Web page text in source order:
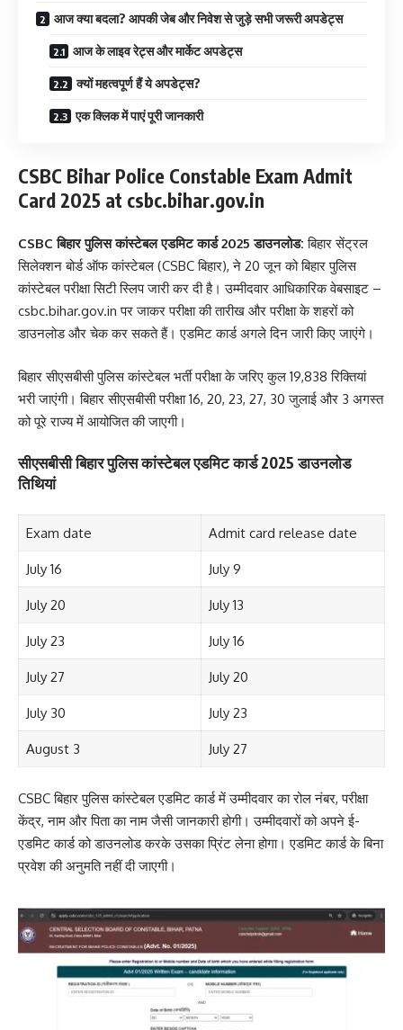
आज क्या बदला? आपकी जेब और निवेश से जुड़े सभी जरूरी अपडेट्स
आज के लाइव रेट्स और मार्केट अपडेट्स
क्यों महत्वपूर्ण हैं ये अपडेट्स?
एक क्लिक में पाएं पूरी जानकारी
CSBC Bihar Police Constable Exam Admit
Card 2025 at csbc.bihar.gov.in
CSBC बिहार पुलिस कांस्टेबल एडमिट कार्ड 2025 डाउनलोड:बिहार सेंट्रल
सिलेक्शन बोर्ड ऑफ कांस्टेबल (CSBC बिहार), ने 20 जून को बिहार पुलिस
कांस्टेबल परीक्षा सिटी स्लिप जारी कर दी है। उम्मीदवार आधिकारिक वेबसाइट –
csbc.bihar.gov.in पर जाकर परीक्षा की तारीख और परीक्षा के शहरों को
डाउनलोड और चेक कर सकते हैं। एडमिट कार्ड अगले दिन जारी किए जाएंगे।
बिहार सीएसबीसी पुलिस कांस्टेबल भर्ती परीक्षा के जरिए कुल 19,838 रिक्तियां
भरी जाएंगी। बिहार सीएसबीसी परीक्षा 16, 20, 23, 27, 30 जुलाई और 3 अगस्त
को पूरे राज्य में आयोजित की जाएगी।
सीएसबीसी बिहार पुलिस कांस्टेबल एडमिट कार्ड 2025 डाउनलोड
तिथियां
Exam date Admit card release date
July 16 July 9
July 20 July 13
July 23 July 16
July 27 July 20
July 30 July 23
August 3 July 27
CSBC बिहार पुलिस कांस्टेबल एडमिट कार्ड में उम्मीदवार का रोल नंबर, परीक्षा
केंद्र, नाम और पिता का नाम जैसी जानकारी होगी। उम्मीदवारों को अपने ई-
एडमिट कार्ड को डाउनलोड करके उसका प्रिंट लेना होगा। एडमिट कार्ड के बिना
प्रवेश की अनुमति नहीं दी जाएगी।